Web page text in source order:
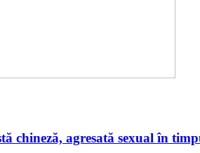
chineză, agresată sexual în